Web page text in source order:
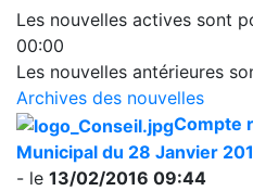
Les nouvelles actives sont
00:00
Les nouvelles antérieures
Archives des nouvelles
Compte
Municipal du 28 Janvier
- le 13/02/2016 09:44